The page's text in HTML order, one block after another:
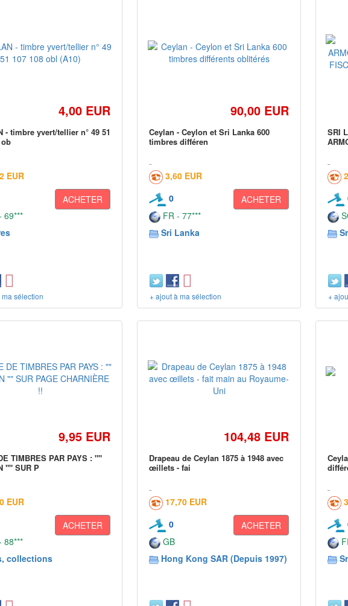
4,00 EUR
- timbre yvert/tellier n° 49 51
EUR
ACHETER
sélection
90,00 EUR
Ceylan - Ceylon et Sri Lanka 600
timbres différen
3,60 EUR
0
ACHETER
FR - 77***
Sri Lanka
+ ajout à ma sélection
SRI
+
9,95 EUR
TIMBRES PAR PAYS : ""
"" SUR P
EUR
ACHETER
collections
104,48 EUR
Drapeau de Ceylan 1875 à 1948 avec
œillets - fai
17,70 EUR
0
ACHETER
GB
Hong Kong SAR (Depuis 1997)